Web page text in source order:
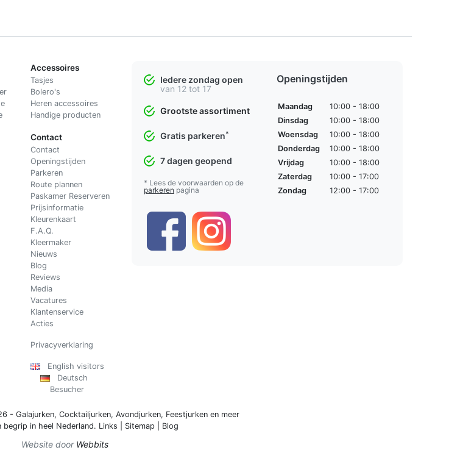
Accessoires
Tasjes
Bolero's
Heren accessoires
Handige producten
Contact
Contact
Openingstijden
Parkeren
Route plannen
Paskamer Reserveren
Prijsinformatie
Kleurenkaart
F.A.Q.
Kleermaker
Nieuws
Blog
Reviews
Media
Vacatures
Klantenservice
Acties
Privacyverklaring
English visitors
Deutsch
Besucher
Iedere zondag open
van 12 tot 17
Grootste assortiment
Gratis parkeren*
7 dagen geopend
* Lees de voorwaarden op de
parkeren pagina
Openingstijden
Maandag
10:00 - 18:00
Dinsdag
10:00 - 18:00
Woensdag
10:00 - 18:00
Donderdag
10:00 - 18:00
Vrijdag
10:00 - 18:00
Zaterdag
10:00 - 17:00
Zondag
12:00 - 17:00
- Galajurken, Cocktailjurken, Avondjurken, Feestjurken en meer
begrip in heel Nederland. Links Sitemap Blog
Website door Webbits